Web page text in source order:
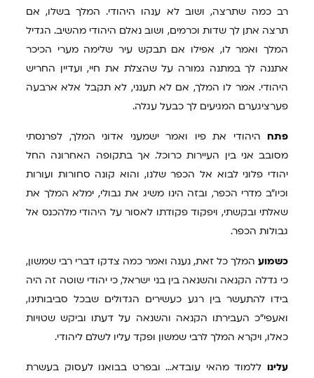
רב כמה שתרצה, ושוב לא ענהו היהודי. המלך בשלו, אם
תרצה אתן לך שדות וכרמים, ושוב נאלם היהודי מהשיב. הגדיל
המלך ואמר לו, אפילו אם תבקש עיר שלימה מערי הכיכר
אתננה לך במתנה גמורה על שהצלת את חיי, ועדיין החריש
היהודי. אמר לו המלך, אם לא תענני, לא תקבל אלא ארבעה
פערציגערם המגיעים לך כבעל עגלה.
פתח היהודי את פיו ואמר ישמעני אדוני המלך, לפרנסתי
מסובב אני בין העיירות כרוכל. אך בתקופה האחרונה החל
יהודי פלוני לבוא אל הכפר שלנו, והוא קונה סחורות ועורות
וכיו"ב מדרי הכפר, ובזה הינו משיג את גבולי, ימלא המלך את
שאלתי ובקשתי, ויפקוד פקודתו לאסור על היהודי מלהכנס אל
גבולות הכפר.
כשמוע המלך כל זאת, נענה ואמר כמה צדקו דברי רבי שמשון,
כי גדלה הקנאה והשנאה בין בני ישראל, כי יהודי שוטה זה היה
בידו להתעשר בין רגע כעשירים הגדולים שבכל סביבותינו,
ואעפי"כ העבירתו הקנאה והשנאה על דעתו וביקש שטויות
כאלו, ויקרא המלך לרבי שמשון ופקד עליו לשלם ליהודי.
עלינו ללמוד מהאי עובדא... ובפרט בבואנו לעסוק בעשרת